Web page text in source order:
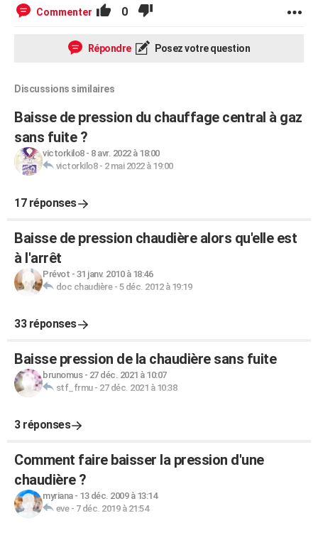
Commenter 0
Répondre Posez votre question
Discussions similaires
Baisse de pression du chauffage central à gaz
sans fuite ?
victorkilo8- 8 avr. 2022 à 18:00
victorkilo8- 2 mai 2022 à 19:00
17 réponses
Baisse de pression chaudière alors qu'elle est
à l'arrêt
Prévot - 31 janv. 2010 à 18:46
doc chaudière- 5 déc. 2012 à 19:19
33 réponses
Baisse pression de la chaudière sans fuite
brunomus- 27 déc. 2021 à 10:07
stf_frmu- 27 déc. 2021 à 10:38
3 réponses
Comment faire baisser la pression d'une
chaudière ?
myriana- 13 déc. 2009 à 13:14
eve- 7 déc. 2019 à 21:54